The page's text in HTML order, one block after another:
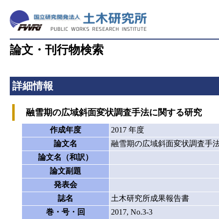
論文・刊行物検索
詳細情報
融雪期の広域斜面変状調査手法に関する研究
作成年度
2017 年度
論文名
融雪期の広域斜面変状調査手
論文名（和訳）
論文副題
発表会
誌名
土木研究所成果報告書
巻・号・回
2017, No.3-3